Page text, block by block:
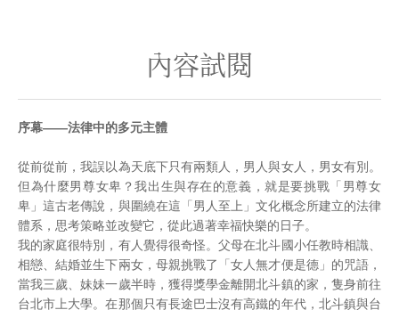
內容試閱
序幕——法律中的多元主體
從前從前，我誤以為天底下只有兩類人，男人與女人，男女有別。
但為什麼男尊女卑？我出生與存在的意義，就是要挑戰「男尊女
卑」這古老傳說，與圍繞在這「男人至上」文化概念所建立的法律
體系，思考策略並改變它，從此過著幸福快樂的日子。
我的家庭很特別，有人覺得很奇怪。父母在北斗國小任教時相識、
相戀、結婚並生下兩女，母親挑戰了「女人無才便是德」的咒語，
當我三歲、妹妹一歲半時，獲得獎學金離開北斗鎮的家，隻身前往
台北市上大學。在那個只有長途巴士沒有高鐵的年代，北斗鎮與台